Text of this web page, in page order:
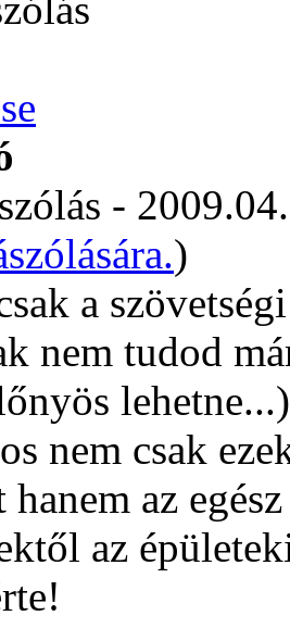
-
)
a
nem tudod
nem csak
hanem az
az